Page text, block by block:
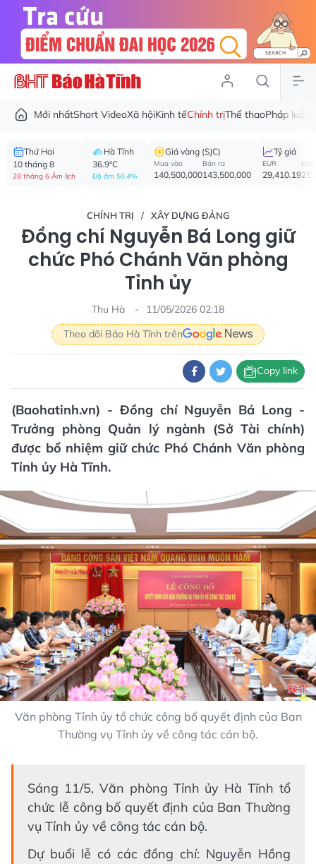
Mới nhấtShort VideoXã hộiKinh tếChính trịThể thaoPháp luật
Thứ Hai
10 tháng 8
28 tháng 6 Âm lịch
Hà Tĩnh
36.9°C
Độ ẩm 50.4%
Giá vàng (SJC)
Mua vào
140,500,000
Bán ra
143,500,000
Tỷ giá
EUR
29,410.19
USD
CHÍNH TRỊ XÂY DỰNG ĐẢNG
Đồng chí Nguyễn Bá Long giữ
chức Phó Chánh Văn phòng
Tỉnh ủy
Thu Hà
11/05/2026 02:18
Theo dõi Báo Hà Tĩnh trên
Copy link
(Baohatinh.vn) - Đồng chí Nguyễn Bá Long -
Trưởng phòng Quản lý ngành (Sở Tài chính)
được bổ nhiệm giữ chức Phó Chánh Văn phòng
Tỉnh ủy Hà Tĩnh.
Văn phòng Tỉnh ủy tổ chức công bố quyết định của Ban
Thường vụ Tỉnh ủy về công tác cán bộ.
Sáng 11/5, Văn phòng Tỉnh ủy Hà Tĩnh tổ
chức lễ công bố quyết định của Ban Thường
vụ Tỉnh ủy về công tác cán bộ.
Dự buổi lễ có các đồng chí: Nguyễn Hồng